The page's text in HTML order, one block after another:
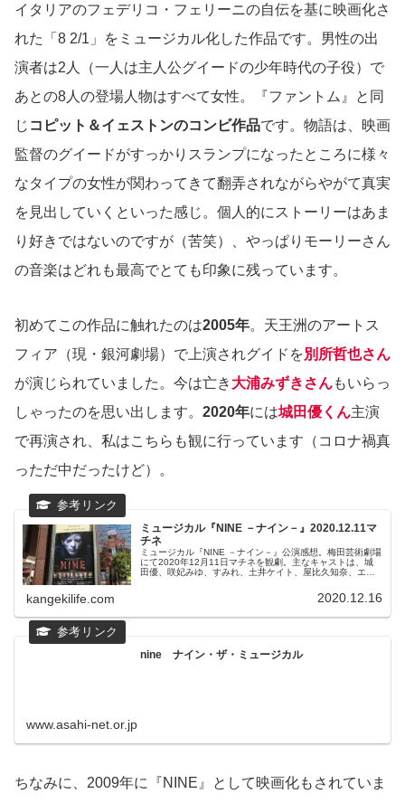
イタリアのフェデリコ・フェリーニの自伝を基に映画化さ
れた「8 2/1」をミュージカル化した作品です。男性の出
演者は2人（一人は主人公グイードの少年時代の子役）で
あとの8人の登場人物はすべて女性。『ファントム』と同
じ コピット＆イェストンのコンビ作品です。物語は、映画
監督のグイードがすっかりスランプになったところに様々
なタイプの女性が関わってきて翻弄されながらやがて真実
を見出していくといった感じ。個人的にストーリーはあま
り好きではないのですが（苦笑）、やっぱりモーリーさん
の音楽はどれも最高でとても印象に残っています。
初めてこの作品に触れたのは2005年。天王洲のアートス
フィア（現・銀河劇場）で上演されグイドを別所哲也さん
が演じられていました。今は亡き 大浦みずきさんもいらっ
しゃったのを思い出します。 2020年には城田優くん主演
で再演され、私はこちらも観に行っています（コロナ禍真
っただ中だったけど）。
ミュージカル『NINE －ナイン－』2020.12.11マ
チネ
ミュージカル『NINE －ナイン－』公演感想。梅田芸術劇場
にて2020年12月11日マチネを観劇。主なキャストは、城
田優、咲妃みゆ、すみれ、土井ケイト、屋比久知奈、エリ
kangekilife.com 2020.12.16
nine ナイン・ザ・ミュージカル
www.asahi-net.or.jp
ちなみに、2009年に『NINE』として映画化もされていま